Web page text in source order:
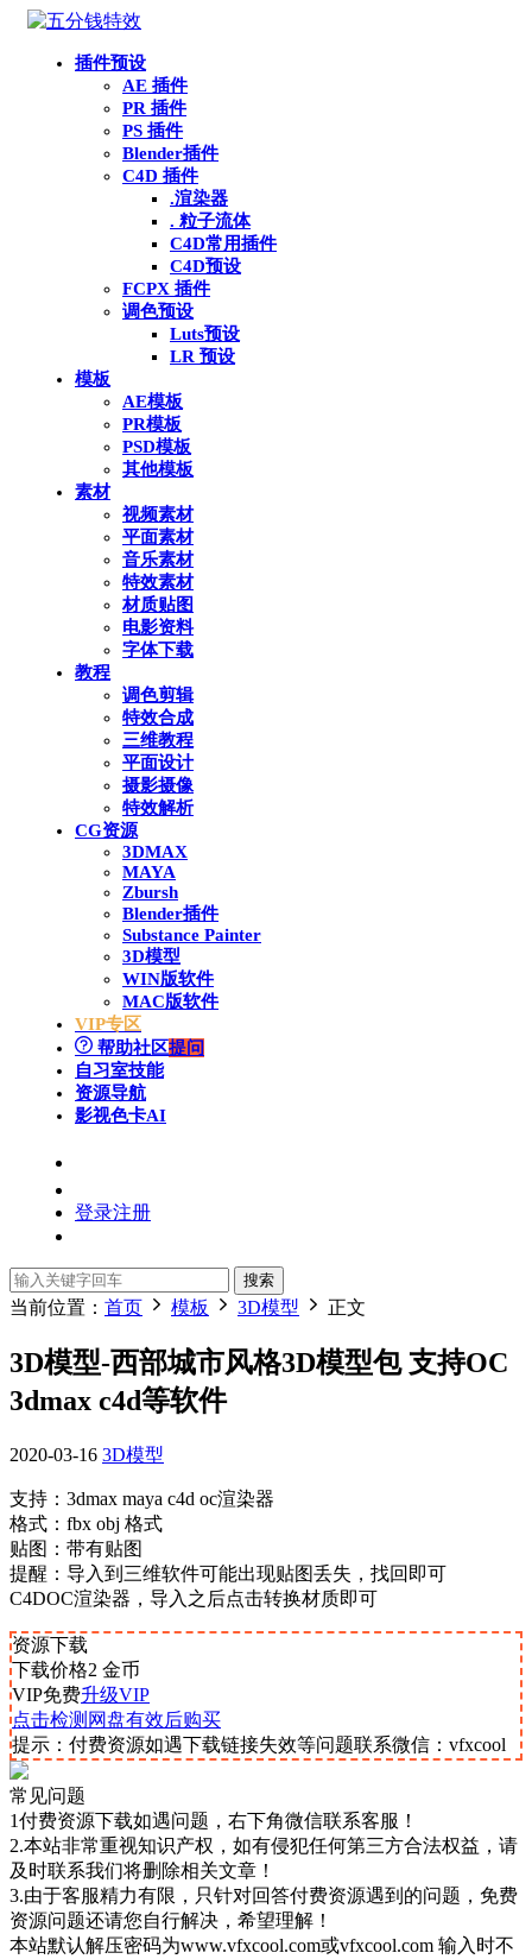
插件预设
AE 插件
PR 插件
PS 插件
Blender插件
C4D 插件
.渲染器
. 粒子流体
C4D常用插件
C4D预设
FCPX 插件
调色预设
Luts预设
LR 预设
模板
AE模板
PR模板
PSD模板
其他模板
素材
视频素材
平面素材
音乐素材
特效素材
材质贴图
电影资料
字体下载
教程
调色剪辑
特效合成
三维教程
平面设计
摄影摄像
特效解析
CG资源
3DMAX
MAYA
Zbursh
Blender插件
Substance Painter
3D模型
WIN版软件
MAC版软件
VIP专区
帮助社区提问
自习室技能
资源导航
影视色卡AI
登录注册
搜索
当前位置： 首页 模板 3D模型 正文
3D模型-西部城市风格3D模型包 支持OC
3dmax c4d等软件
2020-03-16 3D模型
支持：3dmax maya c4d oc渲染器
格式：fbx obj 格式
贴图：带有贴图
提醒：导入到三维软件可能出现贴图丢失，找回即可
C4DOC渲染器，导入之后点击转换材质即可
资源下载
下载价格2 金币
VIP免费升级VIP
点击检测网盘有效后购买
提示：付费资源如遇下载链接失效等问题联系微信：vfxcool
常见问题
1付费资源下载如遇问题，右下角微信联系客服！
2.本站非常重视知识产权，如有侵犯任何第三方合法权益，请
及时联系我们将删除相关文章！
3.由于客服精力有限，只针对回答付费资源遇到的问题，免费
资源问题还请您自行解决，希望理解！
本站默认解压密码为www.vfxcool.com或vfxcool.com 输入时不